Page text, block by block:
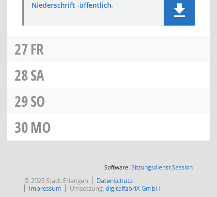
Niederschrift -öffentlich-
27FR
28SA
29SO
30MO
Software:SitzungsdienstSession(Wird in
© 2025 Stadt Erlangen
Datenschutz
Impressum
Umsetzung:digitalfabriX GmbH